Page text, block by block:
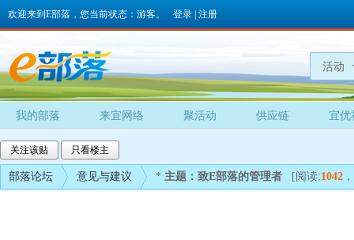
欢迎来到E部落，您当前状态：游客。 登录 注册
活动
我的部落 来宜网络 聚活动 供应链 宜优
关注该贴 只看楼主
部落论坛 意见与建议 * 主题：致E部落的管理者 [阅读:1042